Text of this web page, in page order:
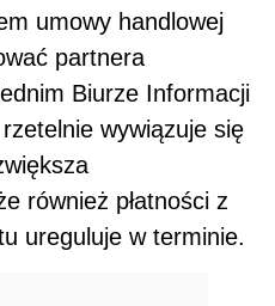
umowy handlowej
partnera
Biurze Informacji
wywiązuje się
również płatności z
ureguluje w terminie.